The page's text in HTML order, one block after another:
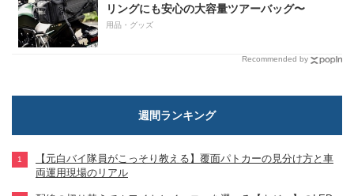
リングにも安心の大容量ツアーバッグ〜
用品・グッズ
Recommended by
週間ランキング
【元白バイ隊員がこっそり教える】覆面パトカーの見分け方と車
両運用現場のリアル